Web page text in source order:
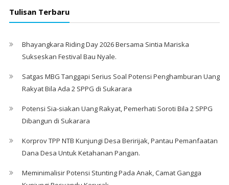
Tulisan Terbaru
Bhayangkara Riding Day 2026 Bersama Sintia Mariska
Sukseskan Festival Bau Nyale. ‎
Satgas MBG Tanggapi Serius Soal Potensi Penghamburan Uang
Rakyat Bila Ada 2 SPPG di Sukarara
Potensi Sia-siakan Uang Rakyat, Pemerhati Soroti Bila 2 SPPG
Dibangun di Sukarara
Korprov TPP NTB Kunjungi Desa Beririjak, Pantau Pemanfaatan
Dana Desa Untuk Ketahanan Pangan.
Meminimalisir Potensi Stunting Pada Anak, Camat Gangga